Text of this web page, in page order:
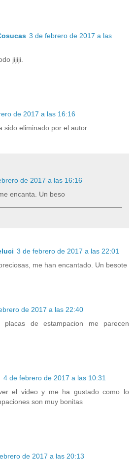
3 de febrero de 2017 a las
jijiji.
de 2017 a las 16:16
sido eliminado por el autor.
de 2017 a las 16:16
encanta. Un beso
3 de febrero de 2017 a las 22:01
me han encantado. Un besote
de 2017 a las 22:40
placas de estampacion me parecen
4 de febrero de 2017 a las 10:31
el video y me ha gustado como lo
son muy bonitas
de 2017 a las 20:13